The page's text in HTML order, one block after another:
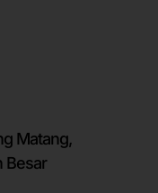
Matang,
Besar